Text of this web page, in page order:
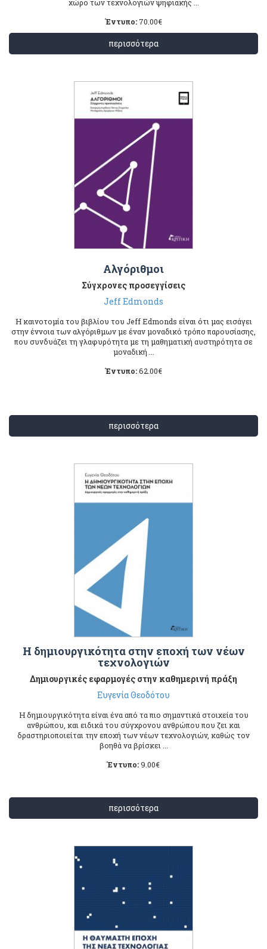
χώρο των τεχνολογιών ψηφιακής ...
Έντυπο: 70.00€
περισσότερα
Αλγόριθμοι
Σύγχρονες προσεγγίσεις
Jeff Edmonds
Η καινοτομία του βιβλίου του Jeff Edmonds είναι ότι μας εισάγει
στην έννοια των αλγόριθμων με έναν μοναδικό τρόπο παρουσίασης,
που συνδυάζει τη γλαφυρότητα με τη μαθηματική αυστηρότητα σε
μοναδική ...
Έντυπο:62.00€
περισσότερα
Η δημιουργικότητα στην εποχή των νέων
τεχνολογιών
Δημιουργικές εφαρμογές στην καθημερινή πράξη
Ευγενία Θεοδότου
Η δημιουργικότητα είναι ένα από τα πιο σημαντικά στοιχεία του
ανθρώπου, και ειδικά του σύγχρονου ανθρώπου που ζει και
δραστηριοποιείται την εποχή των νέων τεχνολογιών, καθώς τον
βοηθά να βρίσκει ...
Έντυπο:9.00€
περισσότερα